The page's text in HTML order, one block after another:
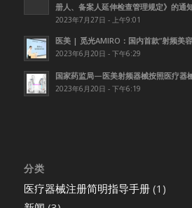
册人、备案人延伸检查管理规定》的通
2023年7月27日 - 上午9:01
医美 | 觅光AMIRO：国内首款”射频美
2023年6月20日 - 下午6:29
国家药监局—医美射频器械按照医疗器
2023年6月20日 - 下午6:19
分类
医疗器械注册简明指导手册(1)